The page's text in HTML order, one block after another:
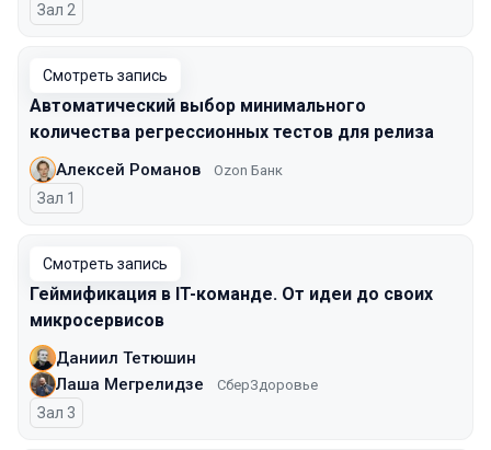
Зал 2
Смотреть запись
Автоматический выбор минимального
количества регрессионных тестов для релиза
Алексей Романов Ozon Банк
Зал 1
Смотреть запись
Геймификация в IT-команде. От идеи до своих
микросервисов
Даниил Тетюшин
Лаша Мегрелидзе
СберЗдоровье
Зал 3